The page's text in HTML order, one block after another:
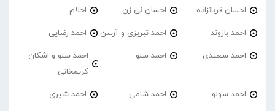
احسان قربانزاده احسان نی زن احلام
احمد بازوند احمد تبریزی و آرسن احمد‌ رضایی
احمد سعیدی احمد سلو
احمد سلو و اشکان
کریمخانی
احمد سولو احمد شامی احمد شیری